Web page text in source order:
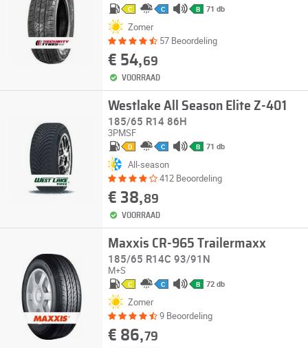
C C B 71 db
Zomer
57 Beoordeling
€ 54,69
VOORRAAD
Westlake All Season Elite Z-401
185/65 R14 86H
3PMSF
D C B 71 db
All-season
412 Beoordeling
€ 38,89
VOORRAAD
Maxxis CR-965 Trailermaxx
185/65 R14C 93/91N
M+S
C C B 72 db
Zomer
9 Beoordeling
€ 86,79